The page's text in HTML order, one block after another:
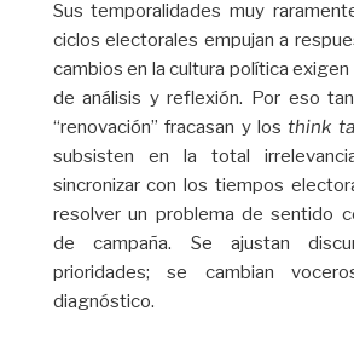
Sus temporalidades muy
ciclos electorales empujan a
cambios en la cultura política
de análisis y reflexión. Por eso
“renovación” fracasan y losthink
subsisten en la total
sincronizar con los tiempos
resolver un problema de sentido
de campaña. Se ajustan
prioridades; se cambian
diagnóstico.